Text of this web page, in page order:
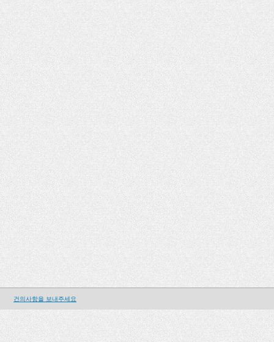
건의사항을 보내주세요